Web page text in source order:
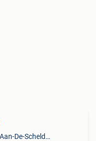
Petegem-Aan-De-Schelde + Deel Van Oudenaarde